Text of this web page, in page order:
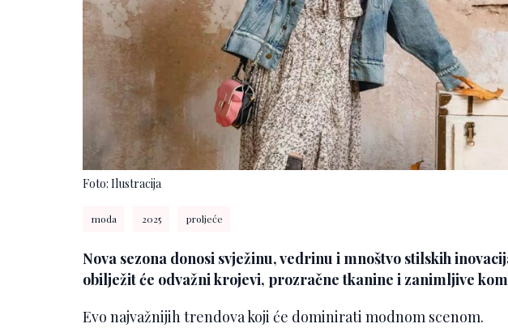
Foto: Ilustracija
moda 2025 proljeće
Nova sezona donosi svježinu, vedrinu i mnoštvo stilskih
obilježit će odvažni krojevi, prozračne tkanine i zanimljive
Evo najvažnijih trendova koji će dominirati modnom scenom.